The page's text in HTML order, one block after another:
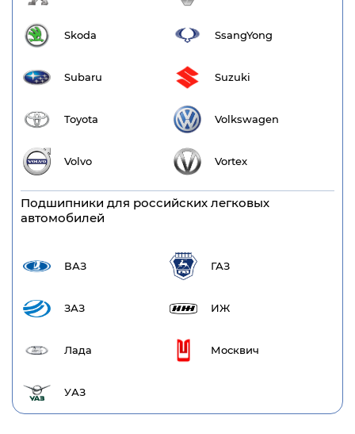
Skoda SsangYong
Subaru Suzuki
Toyota Volkswagen
Volvo Vortex
Подшипники для российских легковых
автомобилей
ВАЗ ГАЗ
ЗАЗ ИЖ
Лада Москвич
УАЗ